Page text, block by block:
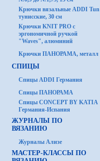
Крючки вязальные ADDI Tun
тунисские, 30 см
Крючки KNIT PRO с
эргономичной ручкой
"Waves", алюминий
Крючки ПАНОРАМА, металл
СПИЦЫ
Спицы ADDI Германия
Спицы ПАНОРАМА
Спицы CONCEPT BY KATIA
Германия-Испания
ЖУРНАЛЫ ПО
ВЯЗАНИЮ
Журналы Ализе
МАСТЕР-КЛАССЫ ПО